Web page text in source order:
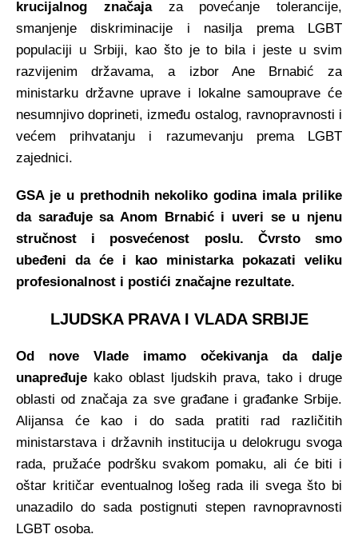
krucijalnog značajaza povećanje tolerancije,
smanjenje diskriminacije i nasilja prema LGBT
populaciji u Srbiji, kao što je to bila i jeste u svim
razvijenim državama, a izbor Ane Brnabić za
ministarku državne uprave i lokalne samouprave će
nesumnjivo doprineti, između ostalog, ravnopravnosti i
većem prihvatanju i razumevanju prema LGBT
zajednici.
GSA je u prethodnih nekoliko godina imala prilike
da sarađuje sa Anom Brnabić i uveri se u njenu
stručnost i posvećenost poslu. Čvrsto smo
ubeđeni da će i kao ministarka pokazati veliku
profesionalnost i postići značajne rezultate.
LJUDSKA PRAVA I VLADA SRBIJE
Od nove Vlade imamo očekivanja da dalje
unapređuje kako oblast ljudskih prava, tako i druge
oblasti od značaja za sve građane i građanke Srbije.
Alijansa će kao i do sada pratiti rad različitih
ministarstava i državnih institucija u delokrugu svoga
rada, pružaće podršku svakom pomaku, ali će biti i
oštar kritičar eventualnog lošeg rada ili svega što bi
unazadilo do sada postignuti stepen ravnopravnosti
LGBT osoba.